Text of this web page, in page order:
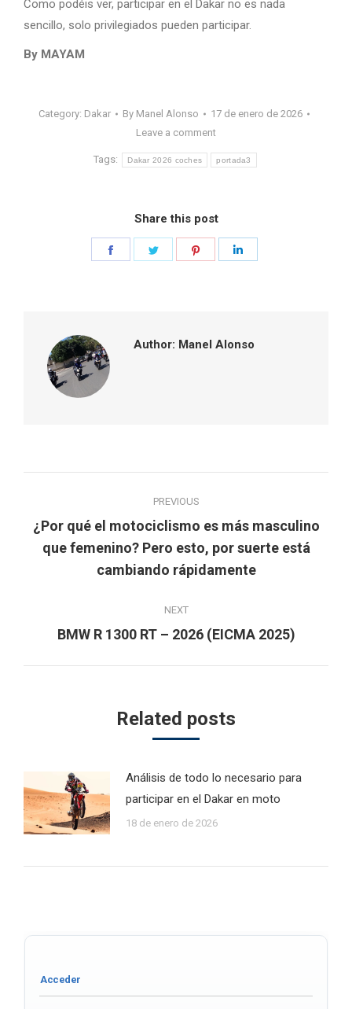
Como podéis ver, participar en el Dakar no es nada
sencillo, solo privilegiados pueden participar.
By MAYAM
Category: Dakar By Manel Alonso
17 de enero de 2026
Leave a comment
Tags: Dakar 2026 coches portada3
Share this post
Author: Manel Alonso
navigation
PREVIOUS
Previous
post:
¿Por qué el motociclismo es más masculino
que femenino? Pero esto, por suerte está
cambiando rápidamente
NEXT
Next
BMW R 1300 RT – 2026 (EICMA 2025)
Related posts
Análisis de todo lo necesario para
participar en el Dakar en moto
18 de enero de 2026